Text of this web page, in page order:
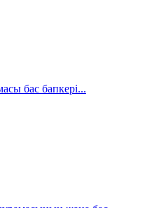
бас бапкері...